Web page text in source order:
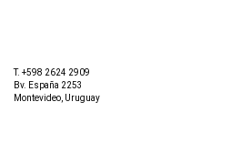
T. +598 2624 2909
Bv. España 2253
Montevideo, Uruguay